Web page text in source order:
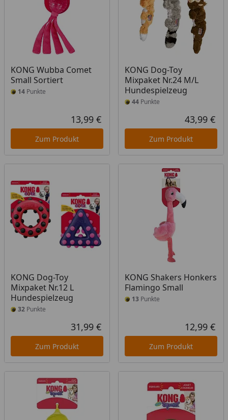
KONG Wubba Comet
Small Sortiert
14 Punkte
Aktueller Preis
13,99 €
Zum Produkt
KONG Dog-Toy
Mixpaket Nr.24 M/L
Hundespielzeug
44Punkte
43,99 €
Zum Produkt
KONG Dog-Toy
Mixpaket Nr.12 L
Hundespielzeug
32 Punkte
Aktueller Preis
31,99 €
Zum Produkt
KONG Shakers Honkers
Flamingo Small
13Punkte
12,99 €
Zum Produkt